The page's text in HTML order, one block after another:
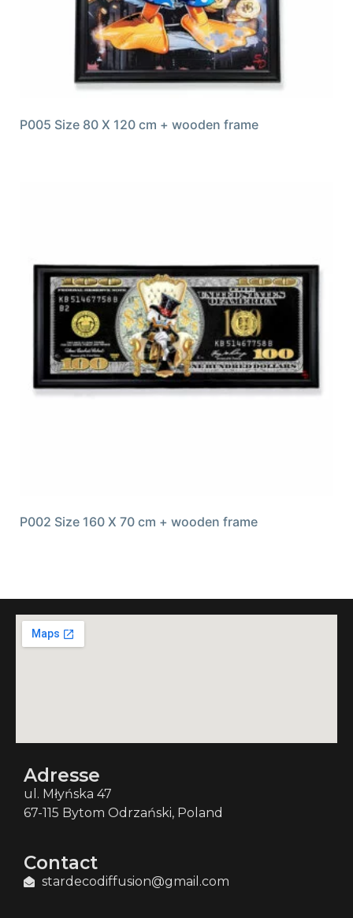
P005 Size 80 X 120 cm + wooden frame
P002 Size 160 X 70 cm + wooden frame
Adresse
ul. Młyńska 47
67-115 Bytom Odrzański, Poland
Contact
stardecodiffusion@gmail.com